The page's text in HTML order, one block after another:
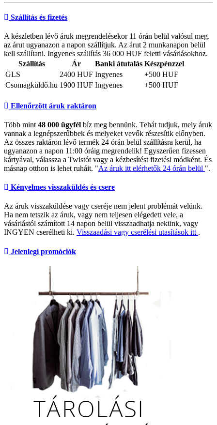
Szállítás és fizetés
A készletben lévő áruk megrendelésekor 11 órán belül valósul meg.
az árut ugyanazon a napon szállítjuk. Az árut 2 munkanapon belül
kell szállítani. Ingyenes szállítás 36 000 HUF feletti vásárlásokhoz.
Szállítás
Ár Banki átutalás Készpénzzel
GLS
2400 HUF Ingyenes
+500 HUF
Csomagküldő.hu 1900 HUF Ingyenes +500 HUF
Ellenőrzött áruk raktáron
Több mint 48 000 ügyfél bíz meg bennünk. Tehát tudjuk, mely áruk
vannak a legnépszerűbbek és melyeket vevők részesítik előnyben.
Az összes raktáron lévő termék 24 órán belül szállításra kerül, ha
ugyanazon a napon 11:00 óráig megrendelik! Egyszerűen fizessen
kártyával, válassza a Twistót vagy a kézbesítést fizetési módként. És
másnap otthon is lehet ruháit. "Az áruk itt elérhetők 24 órán belül ".
Kényelmes visszaküldés és csere
Az áruk visszaküldése vagy cseréje nem jelent problémát velünk.
Ha nem tetszik az áruk, vagy nem teljesen elégedett vele, a
vásárlástól számított 14 napon belül visszaadhatja nekünk, vagy
INGYEN cserélheti ki. Visszaadási vagy cserélési utasítások itt .
Jelenlegi promóciók